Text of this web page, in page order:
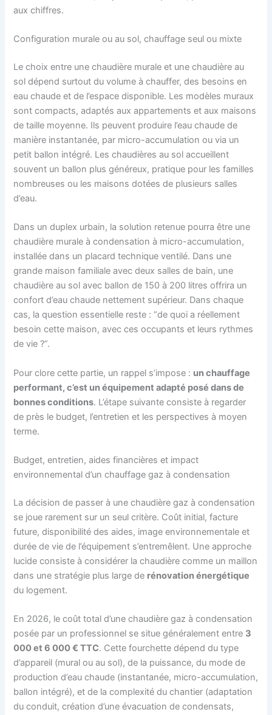
aux chiffres.
Configuration murale ou au sol, chauffage seul ou mixte
Le choix entre une chaudière murale et une chaudière au
sol dépend surtout du volume à chauffer, des besoins en
eau chaude et de l’espace disponible. Les modèles muraux
sont compacts, adaptés aux appartements et aux maisons
de taille moyenne. Ils peuvent produire l’eau chaude de
manière instantanée, par micro-accumulation ou via un
petit ballon intégré. Les chaudières au sol accueillent
souvent un ballon plus généreux, pratique pour les familles
nombreuses ou les maisons dotées de plusieurs salles
d’eau.
Dans un duplex urbain, la solution retenue pourra être une
chaudière murale à condensation à micro-accumulation,
installée dans un placard technique ventilé. Dans une
grande maison familiale avec deux salles de bain, une
chaudière au sol avec ballon de 150 à 200 litres offrira un
confort d’eau chaude nettement supérieur. Dans chaque
cas, la question essentielle reste : “de quoi a réellement
besoin cette maison, avec ces occupants et leurs rythmes
de vie ?”.
Pour clore cette partie, un rappel s’impose : un chauffage
performant, c’est un équipement adapté posé dans de
bonnes conditions. L’étape suivante consiste à regarder
de près le budget, l’entretien et les perspectives à moyen
terme.
Budget, entretien, aides financières et impact
environnemental d’un chauffage gaz à condensation
La décision de passer à une chaudière gaz à condensation
se joue rarement sur un seul critère. Coût initial, facture
future, disponibilité des aides, image environnementale et
durée de vie de l’équipement s’entremêlent. Une approche
lucide consiste à considérer la chaudière comme un maillon
dans une stratégie plus large de rénovation énergétique
du logement.
En 2026, le coût total d’une chaudière gaz à condensation
posée par un professionnel se situe généralement entre 3
000 et 6 000 € TTC. Cette fourchette dépend du type
d’appareil (mural ou au sol), de la puissance, du mode de
production d’eau chaude (instantanée, micro-accumulation,
ballon intégré), et de la complexité du chantier (adaptation
du conduit, création d’une évacuation de condensats,